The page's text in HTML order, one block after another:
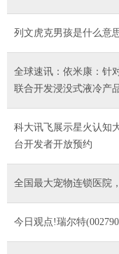
列文虎克男孩是什么意
全球速讯：依米康：针
联合开发浸没式液冷产
科大讯飞展示星火认知
台开发者开放预约
全国最大宠物连锁医院
今日观点!瑞尔特